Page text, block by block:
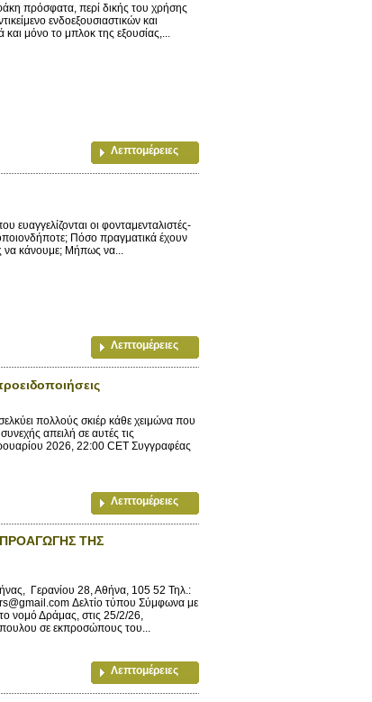
πρόσφατα, περί δικής του χρήσης
ενδοεξουσιαστικών και
μόνο το μπλοκ της εξουσίας,...
Λεπτομέρειες
ευαγγελίζονται οι φονταμενταλιστές-
Πόσο πραγματικά έχουν
να κάνουμε; Μήπως να...
Λεπτομέρειες
πολλούς σκιέρ κάθε χειμώνα που
απειλή σε αυτές τις
2026, 22:00 CET Συγγραφέας
Λεπτομέρειες
ΤΗΣ
Γερανίου 28, Αθήνα, 105 52 Τηλ.:
Δελτίο τύπου Σύμφωνα με
νομό Δράμας, στις 25/2/26,
σε εκπροσώπους του...
Λεπτομέρειες